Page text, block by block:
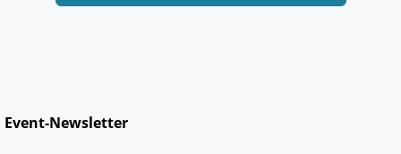
Event-Newsletter